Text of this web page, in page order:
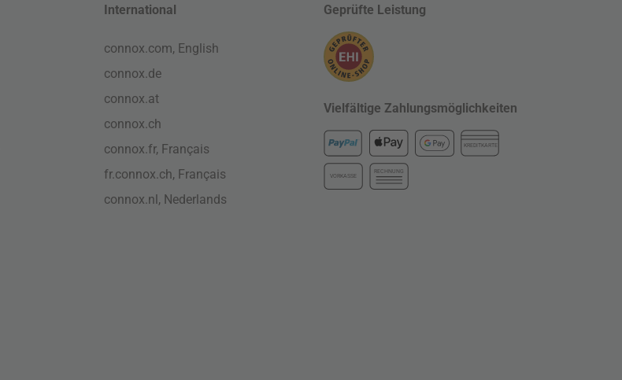
International
connox.com, English
connox.de
connox.at
connox.ch
connox.fr, Français
fr.connox.ch, Français
connox.nl, Nederlands
Geprüfte Leistung
Vielfältige Zahlungsmöglichkeiten
KREDITKARTE
VORKASSE
RECHNUNG